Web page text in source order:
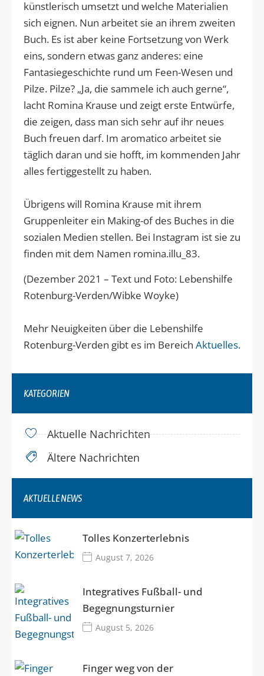
künstlerisch umsetzt und welche Materialien
sich eignen. Nun arbeitet sie an ihrem zweiten
Buch. Es ist aber keine Fortsetzung von Werk
eins, sondern etwas ganz anderes: eine
Fantasiegeschichte rund um Feen-Wesen und
Pilze. Pilze? „Ja, die sammele ich auch gerne“,
lacht Romina Krause und zeigt erste Entwürfe,
die zeigen, dass man sich sehr auf ihr neues
Buch freuen darf. Im aromatico arbeitet sie
täglich daran und sie hofft, im kommenden Jahr
alles fertiggestellt zu haben.
Übrigens will Romina Krause mit ihrem
Gruppenleiter ein Making-of des Buches in die
sozialen Medien stellen. Bei Instagram ist sie zu
finden mit dem Namen romina.illu_83.
(Dezember 2021 – Text und Foto: Lebenshilfe
Rotenburg-Verden/Wibke Woyke)
Mehr Neuigkeiten über die Lebenshilfe
Rotenburg-Verden gibt es im Bereich Aktuelles.
KATEGORIEN
Aktuelle Nachrichten
Ältere Nachrichten
AKTUELLE NEWS
Tolles Konzerterlebnis
August 7, 2026
Integratives Fußball- und
Begegnungsturnier
August 5, 2026
Finger weg von der